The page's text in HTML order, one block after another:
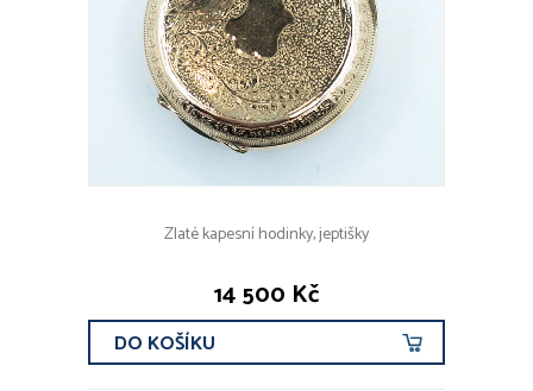
Zlaté kapesní hodinky, jeptišky
14 500 Kč
DO KOŠÍKU